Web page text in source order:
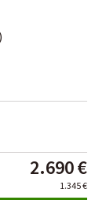
2.690 €
1.345 €